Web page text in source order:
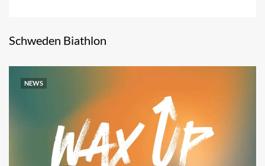
Schweden Biathlon
NEWS